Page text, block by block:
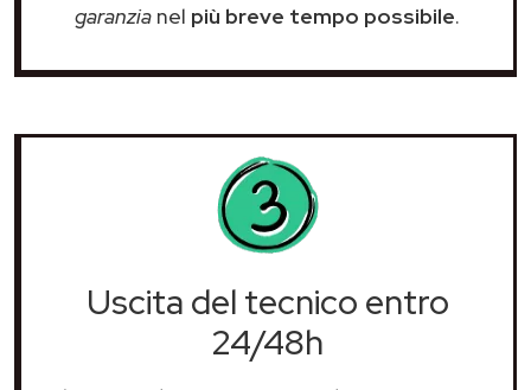
garanzia nel più breve tempo possibile.
Uscita del tecnico entro
24/48h